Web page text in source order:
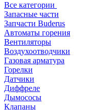
Все категории
Запасные части
Запчасти Buderus
Автоматы горения
Вентиляторы
Воздухоотводчики
Газовая арматура
Горелки
Датчики
Диффреле
Дымососы
Клапаны